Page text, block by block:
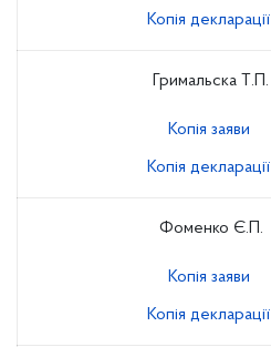
Копія декларації
Гримальска Т.П.
Копія заяви
Копія декларації
Фоменко Є.П.
Копія заяви
Копія декларації